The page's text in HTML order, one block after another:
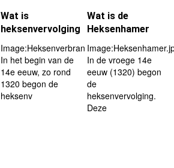
Wat is
heksenvervolging
Image:Heksenverbranding_2.jpg|left|180px
In het begin van de
14e eeuw, zo rond
1320 begon de
heksenv
Wat is de
Heksenhamer
In de vroege 14e
eeuw (1320) begon
de
heksenvervolging.
Deze